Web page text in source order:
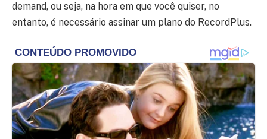
demand, ou seja, na hora em que você quiser, no
entanto, é necessário assinar um plano do RecordPlus.